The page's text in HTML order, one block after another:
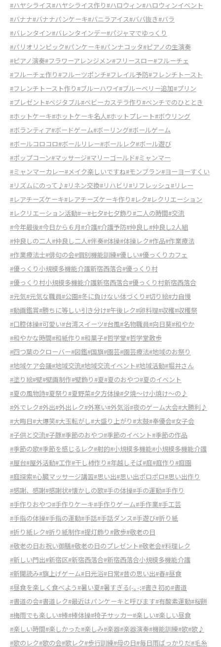
#ハヤシライス#ハヤシライス作り#ハロウィン#ハロウィンイベント
#バナナ#バナナパンケーキ#バニラアイス#ババ抜き#バラ
#バレンタイン#バレンタインデー#パジャマでゆっくり
#パリオリンピック#パンケーキ#パンナコッタ#ピアノの生演奏
#ピアノ演奏#フラワーアレンジメン#フリースロー#フルーチェ
#フルーチェ作り#フルーツポンチ#フレイル予防#フレンチトースト
#フレンチトースト作り#ブルーハワイ#ブルーベリー追加#プリン
#プレゼント#ベジタブル#ベビーカステラ作り#ベンチでのひととき
#ホットケーキ#ホットケーキ名人#ホットプレート#ボウリング
#ボランティア#ボードゲーム#ボーリング#ボールゲーム
#ボールコロコロ#ボールリレー#ボールレク#ボール遊び
#ポップコーン#マッサージ#マリーゴールド#ミャンマー
#ミャンマーカレー#メイク楽しいですね#モンブラン#ヨーヨーすくい
#リズムにのって♪#リネン交換#リハビリ#リフレッシュ#リレー
#レアチーズケーキ#レアチーズケーキ作り#レク#レクリエーション
#レクリエーション活動#ー#七夕#七夕飾り#二人の時間#交流
#今年最後#今日から６月#介護#介護予防#仲良し#仲良し2人組
#仲良しの二人#仲良し二人#伴奏#体操#体操レク#作品#作業療法
#作業療法士#俳句の会#個別機能訓練#優しい#優っくりカフェ
#優っくり小規模多機能介護新宿西落合#優っくり村
#優っくり村小規模多機能介護新宿西落合#優っくり村新宿西落合
#元気#元気な職員#公園#冬に負けない体づくり#切り絵#力自慢
#動画鑑賞#勝ちに等しい引き分け#午後レク#卵料理#収穫#収穫祭
#口腔体操#可愛い#台湾スイーツ#台風#名物職員#向日葵#和やか
#和やかな時間#和紙作り#和菓子#哲学堂#哲学堂散歩
#四つ葉のクローバー#図鑑#国旗#園芸#園芸療法#地域のお祭り
#地域ケア会議#地域交流#地域交流イベント#地域活動#堀井さん
#塗り絵#壁#壁画制作#壁飾り#夏#夏のおやつ#夏のイベント
#夏の風物詩#夏祭り#夏野菜#夕方体操#夕焼〜け小焼け〜の♪
#外でレク#外出#外出レク#外寒い#外気浴#夜のゲーム大会#大勝利♪
#大晦日#大爆笑#大玉転がし#大盛り上がり#太鼓#奉優会#女子会
#子供と交流#子豚#季節のおやつ#季節のイベント#季節の作品
#季節の歌#季節を感じるレク#射的#小規模多機能#小規模多機能介護
#屋台#屋外活動#工作#干し柿作り#年越しそば#庭#庭作り#庭園
#庭探索#心臓マッサージ講習#思い出#思い出ポロポロ#思い出作り
#感謝、感謝#感謝状#懐かしの歌#手の体操#手の運動#手作り
#手作りおやつ#手作りケーキ#手作りゲーム#手作業#手工芸
#手指の体操#手指の運動#手話#手話ダンス#手遊び#折り紙
#折り紙レク#折り紙制作#提灯飾り#散歩#敬老の日
#敬老の日お祝い御膳#敬老の日のプレゼント#敬老会#料理レク
#新しい門出#新宿区#新宿西落合#新宿西落合小規模多機能介護
#新聞読み#旗上げゲーム#日光浴#日常#昔の思い出#春#昼食
#昼食を楽しく食べよう#暑い夏#暑すぎる(-｡-;#書き初め#書道
#書道の会#書道レク#最近はパンケーキと呼びます#有酸素運動#桜餅
#梅雨でも楽しい#棒#棒体操#椅子サッカー#楽しい#楽しい昼食
#楽しい時間#楽しかった#楽しみ#楽器#楽器演奏#機能訓練#歌#歌♪
#歌のレク#歌の会#歌レク#歩行訓練#母の日#毎日雨ばっかりだ#毛糸